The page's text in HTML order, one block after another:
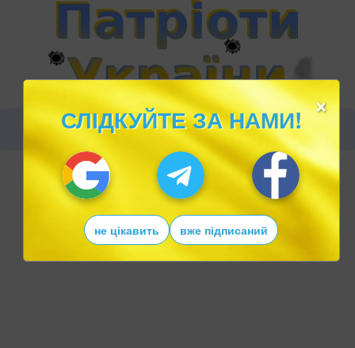
×
СЛІДКУЙТЕ ЗА НАМИ!
не цікавить вже підписаний